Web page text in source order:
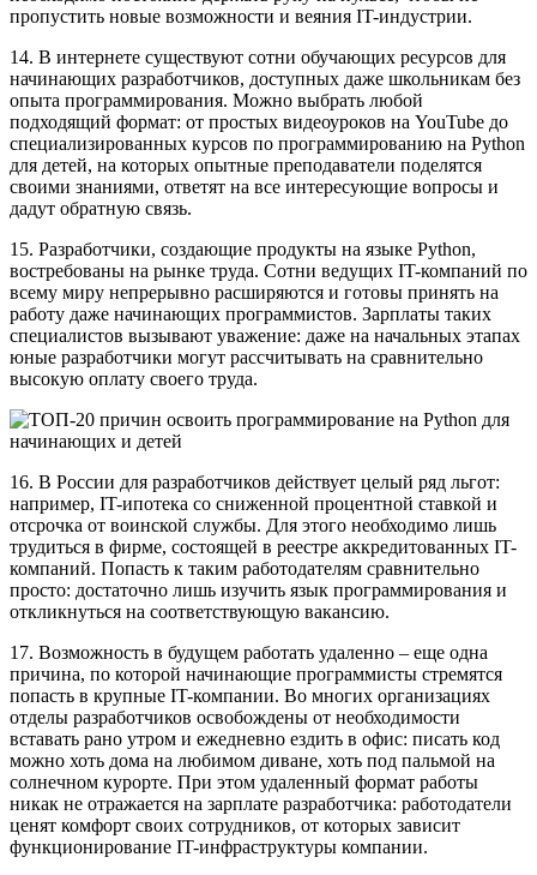
пропустить новые возможности и веяния IT-индустрии.
14. В интернете существуют сотни обучающих ресурсов для
начинающих разработчиков, доступных даже школьникам без
опыта программирования. Можно выбрать любой
подходящий формат: от простых видеоуроков на YouTube до
специализированных курсов по программированию на Python
для детей, на которых опытные преподаватели поделятся
своими знаниями, ответят на все интересующие вопросы и
дадут обратную связь.
15. Разработчики, создающие продукты на языке Python,
востребованы на рынке труда. Сотни ведущих IT-компаний по
всему миру непрерывно расширяются и готовы принять на
работу даже начинающих программистов. Зарплаты таких
специалистов вызывают уважение: даже на начальных этапах
юные разработчики могут рассчитывать на сравнительно
высокую оплату своего труда.
16. В России для разработчиков действует целый ряд льгот:
например, IT-ипотека со сниженной процентной ставкой и
отсрочка от воинской службы. Для этого необходимо лишь
трудиться в фирме, состоящей в реестре аккредитованных IT-
компаний. Попасть к таким работодателям сравнительно
просто: достаточно лишь изучить язык программирования и
откликнуться на соответствующую вакансию.
17. Возможность в будущем работать удаленно – еще одна
причина, по которой начинающие программисты стремятся
попасть в крупные IT-компании. Во многих организациях
отделы разработчиков освобождены от необходимости
вставать рано утром и ежедневно ездить в офис: писать код
можно хоть дома на любимом диване, хоть под пальмой на
солнечном курорте. При этом удаленный формат работы
никак не отражается на зарплате разработчика: работодатели
ценят комфорт своих сотрудников, от которых зависит
функционирование IT-инфраструктуры компании.